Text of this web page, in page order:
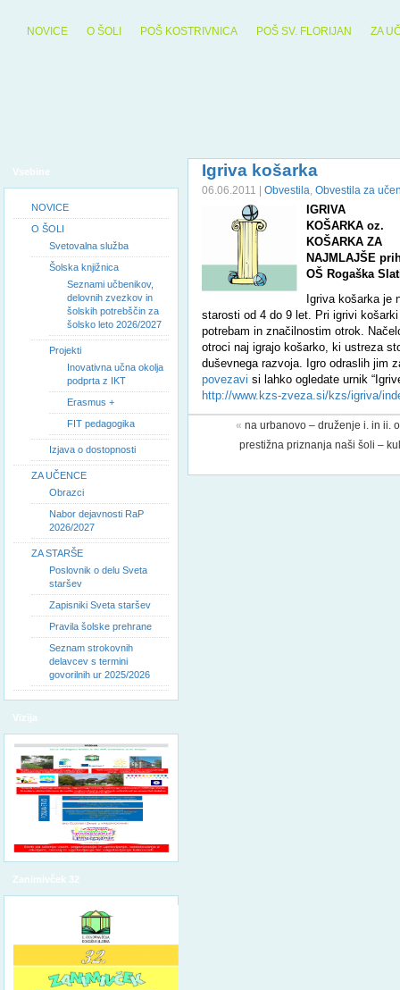
NOVICE O ŠOLI POŠ KOSTRIVNICA POŠ SV. FLORIJAN ZA
Vsebine
NOVICE
O ŠOLI
Svetovalna služba
Šolska knjižnica
Seznami učbenikov,
delovnih zvezkov in
šolskih potrebščin za
šolsko leto 2026/2027
Projekti
Inovativna učna okolja
podprta z IKT
Erasmus +
FIT pedagogika
Izjava o dostopnosti
ZA UČENCE
Obrazci
Nabor dejavnosti RaP
2026/2027
ZA STARŠE
Poslovnik o delu Sveta
staršev
Zapisniki Sveta staršev
Pravila šolske prehrane
Seznam strokovnih
delavcev s termini
govorilnih ur 2025/2026
Vizija
Zanimivček 32
Igriva košarka
06.06.2011 | Obvestila, Obvestila za
IGRIVA
KOŠARKA oz.
KOŠARKA ZA
NAJMLAJŠE
OŠ Rogaška
Igriva košarka je
starosti od 4 do 9 let. Pri igrivi
potrebam in značilnostim otrok.
otroci naj igrajo košarko, ki ustreza
duševnega razvoja. Igro odraslih jim
povezavi si lahko ogledate urnik
http://www.kzs-zveza.si/kzs/igriva/
« na urbanovo – druženje i. in ii.
prestižna priznanja naši šoli –